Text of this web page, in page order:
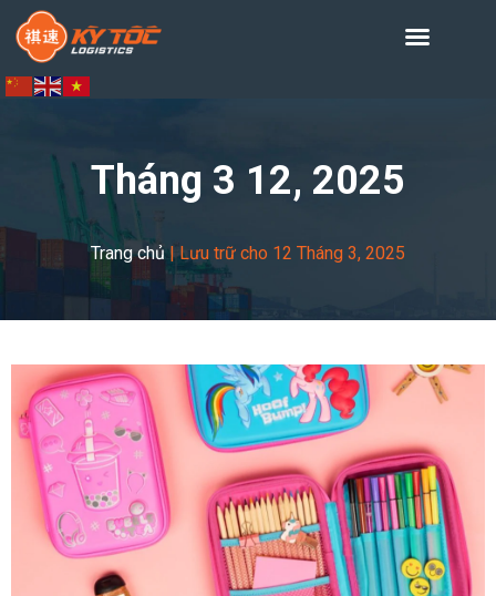
Tháng 3 12, 2025
Trang chủ|Lưu trữ cho 12 Tháng 3, 2025